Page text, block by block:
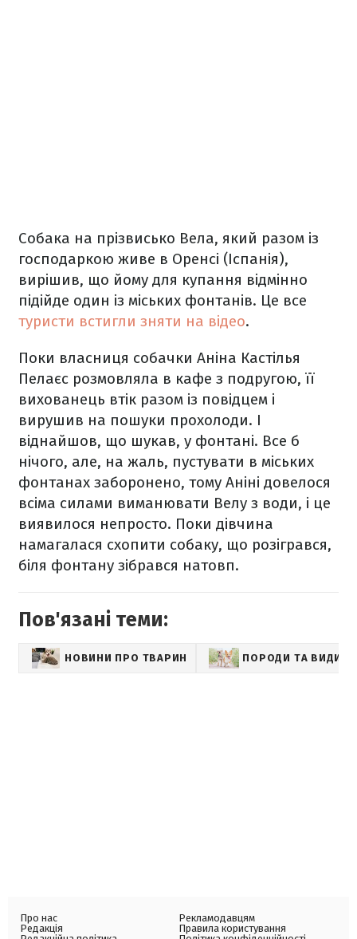
Собака на прізвисько Вела, який разом із
господаркою живе в Оренсі (Іспанія),
вирішив, що йому для купання відмінно
підійде один із міських фонтанів. Це все
туристи встигли зняти на відео.
Поки власниця собачки Аніна Кастілья
Пелаєс розмовляла в кафе з подругою, її
вихованець втік разом із повідцем і
вирушив на пошуки прохолоди. І
віднайшов, що шукав, у фонтані. Все б
нічого, але, на жаль, пустувати в міських
фонтанах заборонено, тому Аніні довелося
всіма силами виманювати Велу з води, і це
виявилося непросто. Поки дівчина
намагалася схопити собаку, що розігрався,
біля фонтану зібрався натовп.
Пов'язані теми:
НОВИНИ ПРО ТВАРИН ПОРОДИ ТА ВИДИ
Про нас
Редакція
Рекламодавцям
Правила користування